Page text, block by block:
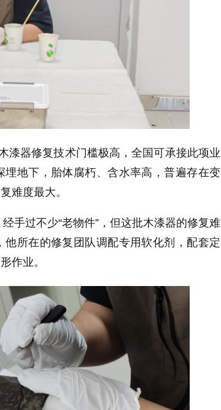
漆器修复技术门槛极高，全国可承接此项业
地下，胎体腐朽、含水率高，普遍存在变
难度最大。
手过不少“老物件”，但这批木漆器的修复难
所在的修复团队调配专用软化剂，配套定
作业。